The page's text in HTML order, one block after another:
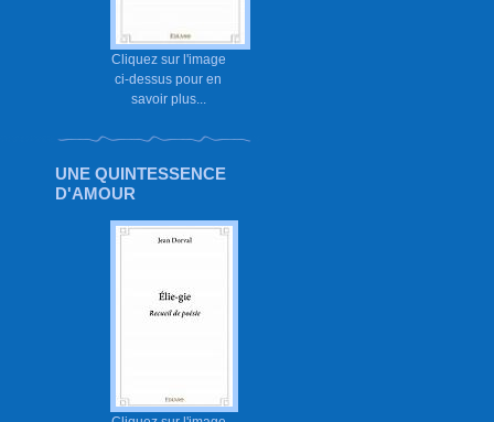
Cliquez sur l'image
ci-dessus pour en
savoir plus...
UNE QUINTESSENCE
D'AMOUR